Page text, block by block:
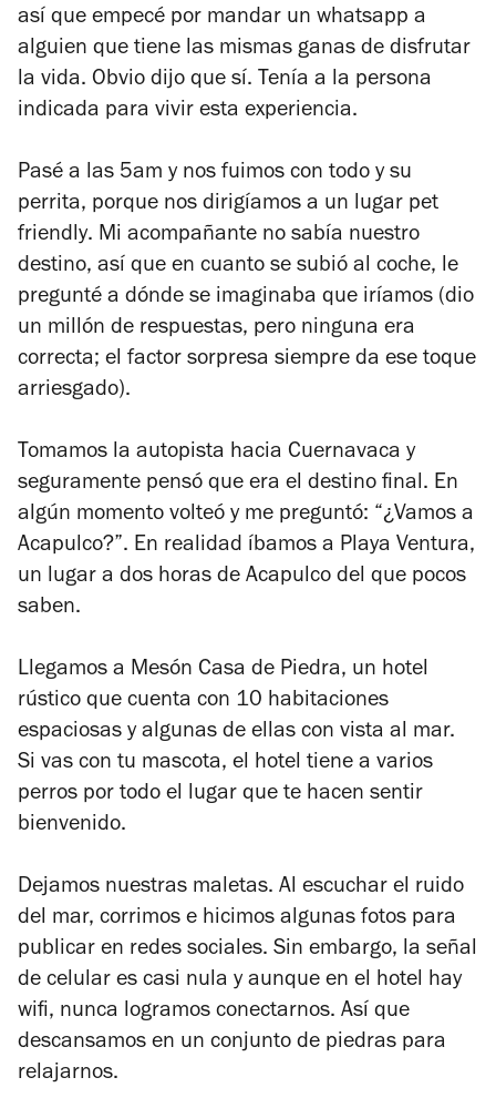
así que empecé por mandar un whatsapp a
alguien que tiene las mismas ganas de disfrutar
la vida. Obvio dijo que sí. Tenía a la persona
indicada para vivir esta experiencia.
Pasé a las 5am y nos fuimos con todo y su
perrita, porque nos dirigíamos a un lugar pet
friendly. Mi acompañante no sabía nuestro
destino, así que en cuanto se subió al coche, le
pregunté a dónde se imaginaba que iríamos (dio
un millón de respuestas, pero ninguna era
correcta; el factor sorpresa siempre da ese toque
arriesgado).
Tomamos la autopista hacia Cuernavaca y
seguramente pensó que era el destino final. En
algún momento volteó y me preguntó: “¿Vamos a
Acapulco?”. En realidad íbamos a Playa Ventura,
un lugar a dos horas de Acapulco del que pocos
saben.
Llegamos a Mesón Casa de Piedra, un hotel
rústico que cuenta con 10 habitaciones
espaciosas y algunas de ellas con vista al mar.
Si vas con tu mascota, el hotel tiene a varios
perros por todo el lugar que te hacen sentir
bienvenido.
Dejamos nuestras maletas. Al escuchar el ruido
del mar, corrimos e hicimos algunas fotos para
publicar en redes sociales. Sin embargo, la señal
de celular es casi nula y aunque en el hotel hay
wifi, nunca logramos conectarnos. Así que
descansamos en un conjunto de piedras para
relajarnos.